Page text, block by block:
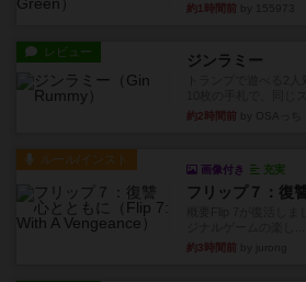
約1時間前
レビュー ジンラミー
約2時間前
ルール/インスト
画像付き 充実
フリップ７：復
約3時間前